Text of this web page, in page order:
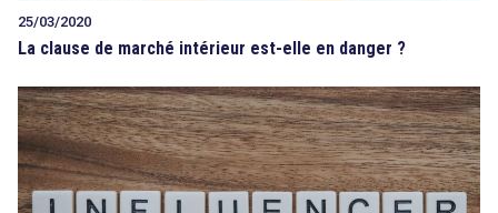
25/03/2020
La clause de marché intérieur est-elle en danger ?